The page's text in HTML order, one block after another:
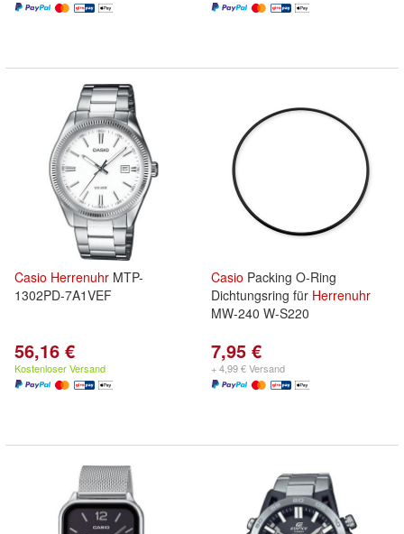
Casio Herrenuhr MTP-
1302PD-7A1VEF
56,16 €
Kostenloser Versand
Casio Packing O-Ring
Dichtungsring für Herrenuhr
MW-240 W-S220
7,95 €
+ 4,99 € Versand